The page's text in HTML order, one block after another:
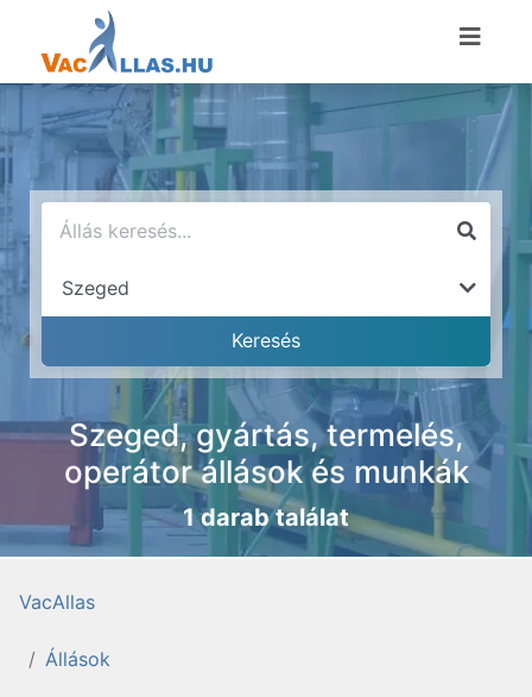
Szeged, gyártás, termelés,
operátor állások és munkák
1 darab találat
VacAllas
Állások